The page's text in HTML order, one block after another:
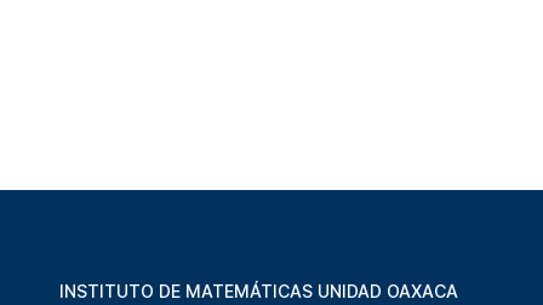
INSTITUTO DE MATEMÁTICAS UNIDAD OAXACA